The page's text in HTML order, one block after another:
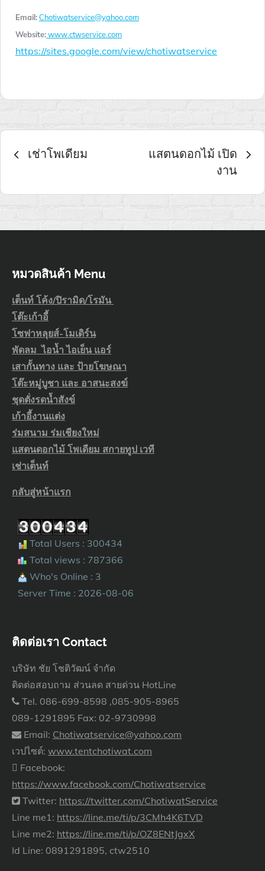
Email:Chotiwatservice@yahoo.com
Website:www.ctwservice.com
https://sites.google.com/view/chotiwatservice
เมนูเช่าโพเดียม
แสตนดอกไม้ เปิด
งาน
หมวดสินค้า Menu
เต็นท์ โค้ง/ปิรามิด/โรมัน
โต๊ะเก้าอี้
โซฟาหลุยส์-โมเดิร์น
พัดลม ไอน้ำ ไอเย็น แอร์
เสากั้นทาง และ ป้ายโฆษณา
โต๊ะหมู่บูชา และ อาสนะสงฆ์
ชุดตั่งรดน้ำสังข์
เก้าอี้งานแต่ง
ร่มสนาม ร่มเชียงใหม่
แสตนดอกไม้ โพเดียม สกายทูป เวที
เช่าเต็นท์
กลับสู่หน้าแรก
Total Users : 300434
Total views : 787366
Who's Online : 3
Server Time : 2026-08-06
ติดต่อเรา Contact
บริษัท ชัย โชติวัฒน์ จำกัด
ติดต่อสอบถาม ส่วนลด สายด่วน HotLine
Tel. 086-699-8598 ,085-905-8965
089-1291895 Fax: 02-9730998
Email: Chotiwatservice@yahoo.com
เวปไซต์: www.tentchotiwat.com
Facebook:
https://www.facebook.com/Chotiwatservice
Twitter: https://twitter.com/ChotiwatService
Line me1: https://line.me/ti/p/3CMh4K6TVD
Line me2: https://line.me/ti/p/OZ8ENtJgxX
Id Line: 0891291895, ctw2510